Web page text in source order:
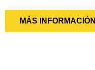
MÁS INFORMACIÓN